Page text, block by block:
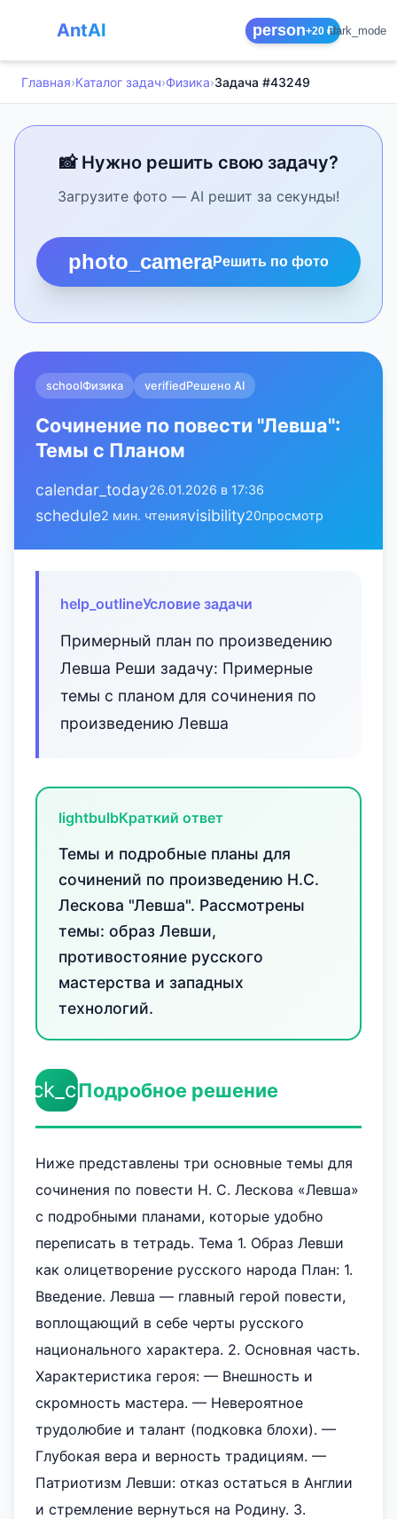
AntAI person+20 ₽dark_mode
Главная›Каталог задач›Физика›Задача #43249
📸 Нужно решить свою задачу?
Загрузите фото — AI решит за секунды!
photo_cameraРешить по фото
schoolФизика verifiedРешено AI
Сочинение по повести "Левша":
Темы с Планом
calendar_today26.01.2026 в 17:36
schedule2 мин. чтенияvisibility20просмотр
help_outlineУсловие задачи
Примерный план по произведению
Левша Реши задачу: Примерные
темы с планом для сочинения по
произведению Левша
lightbulbКраткий ответ
Темы и подробные планы для
сочинений по произведению Н.С.
Лескова "Левша". Рассмотрены
темы: образ Левши,
противостояние русского
мастерства и западных
технологий.
Подробное решение
Ниже представлены три основные темы для
сочинения по повести Н. С. Лескова «Левша»
с подробными планами, которые удобно
переписать в тетрадь. Тема 1. Образ Левши
как олицетворение русского народа План: 1.
Введение. Левша — главный герой повести,
воплощающий в себе черты русского
национального характера. 2. Основная часть.
Характеристика героя: — Внешность и
скромность мастера. — Невероятное
трудолюбие и талант (подковка блохи). —
Глубокая вера и верность традициям. —
Патриотизм Левши: отказ остаться в Англии
и стремление вернуться на Родину. 3.